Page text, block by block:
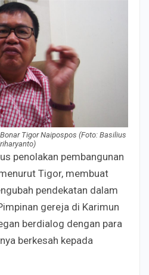
Tigor Naipospos (Foto: Basilius
penolakan pembangunan
Tigor, membuat
pendekatan dalam
gereja di Karimun
berdialog dengan para
berkesah kepada